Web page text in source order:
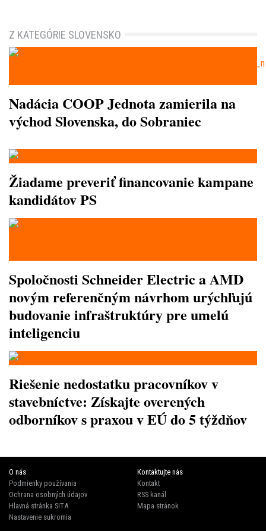
Z KATEGÓRIE SLOVENSKO
Nadácia COOP Jednota zamierila na
východ Slovenska, do Sobraniec
Žiadame preveriť financovanie kampane
kandidátov PS
Spoločnosti Schneider Electric a AMD
novým referenčným návrhom urýchľujú
budovanie infraštruktúry pre umelú
inteligenciu
Riešenie nedostatku pracovníkov v
stavebníctve: Získajte overených
odborníkov s praxou v EÚ do 5 týždňov
O nás
Podmienky používania
Ochrana osobných údajov
Hlavná stránka SITA
Nastavenie sukromia
Kontaktujte nás
Kontakt
RSS kanál
Mapa stránok